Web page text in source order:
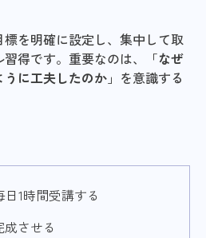
を明確に設定し、集中して取
得です。重要なのは、「なぜ
うに工夫したのか 」を意識する
1時間受講する
させる